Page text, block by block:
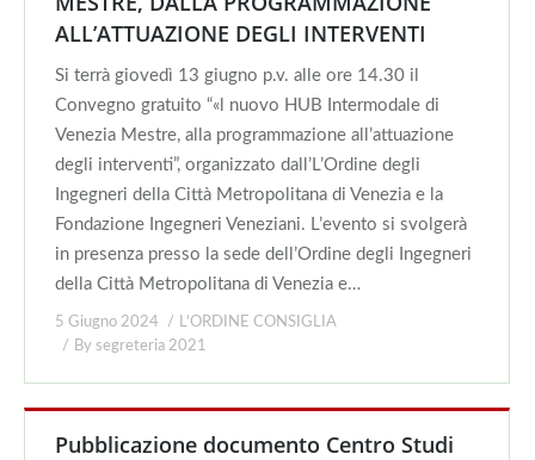
ALL’ATTUAZIONE DEGLI INTERVENTI
Si terrà giovedì 13 giugno p.v. alle ore 14.30 il
Convegno gratuito “«l nuovo HUB Intermodale di
Venezia Mestre, alla programmazione all’attuazione
degli interventi”, organizzato dall’L’Ordine degli
Ingegneri della Città Metropolitana di Venezia e la
Fondazione Ingegneri Veneziani. L’evento si svolgerà
in presenza presso la sede dell’Ordine degli Ingegneri
della Città Metropolitana di Venezia e…
5 Giugno 2024
L'ORDINE CONSIGLIA
By segreteria 2021
Pubblicazione documento Centro Studi